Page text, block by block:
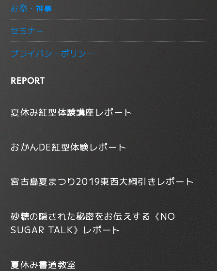
お祭・神事
セミナー
プライバシーポリシー
REPORT
夏休み紅型体験講座レポート
おかんDE紅型体験レポート
宮古島夏まつり2019東西大綱引きレポート
砂糖の隠された秘密をお伝えする《NO
SUGAR TALK》レポート
夏休み書道教室